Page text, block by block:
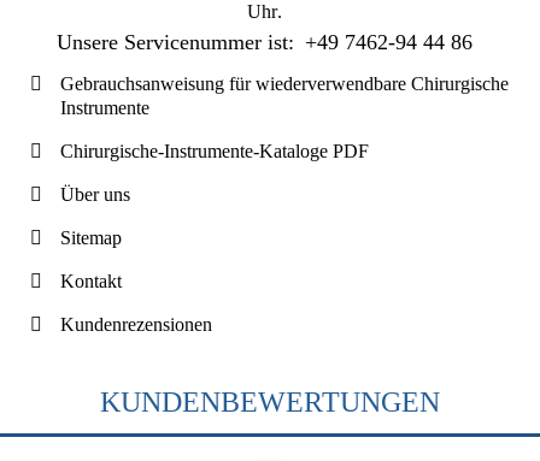
Uhr.
Unsere Servicenummer ist: +49 7462-94 44 86
Gebrauchsanweisung für wiederverwendbare Chirurgische
Instrumente
Chirurgische-Instrumente-Kataloge PDF
Über uns
Sitemap
Kontakt
Kundenrezensionen
KUNDENBEWERTUNGEN